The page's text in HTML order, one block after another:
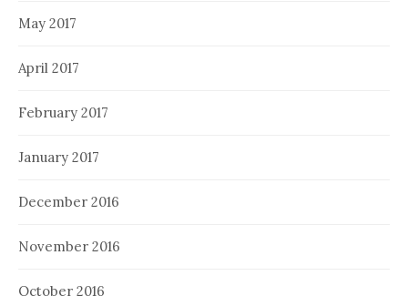
May 2017
April 2017
February 2017
January 2017
December 2016
November 2016
October 2016